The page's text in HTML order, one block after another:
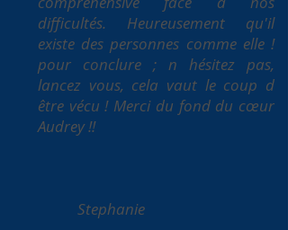
difficultés. Heureusement qu'il
existe des personnes comme elle !
pour conclure ; n hésitez pas,
lancez vous, cela vaut le coup d
être vécu ! Merci du fond du cœur
Audrey !!
Stephanie